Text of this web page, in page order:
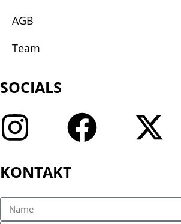
AGB
Team
SOCIALS
KONTAKT